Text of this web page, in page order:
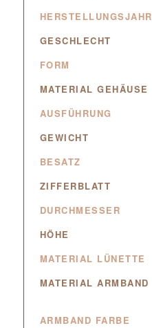
HERSTELLUNGSJAHR
GESCHLECHT
FORM
MATERIAL GEHÄUSE
AUSFÜHRUNG
GEWICHT
BESATZ
ZIFFERBLATT
DURCHMESSER
HÖHE
MATERIAL LÜNETTE
MATERIAL ARMBAND
ARMBAND FARBE